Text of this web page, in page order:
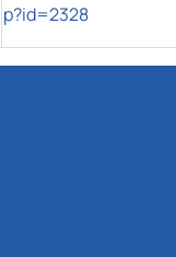
p?id=2328